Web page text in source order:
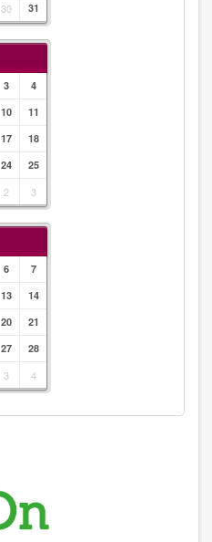
30 31
3
4
10
11
17
18
24
25
2 3
6
7
13
14
20
21
27
28
3 4